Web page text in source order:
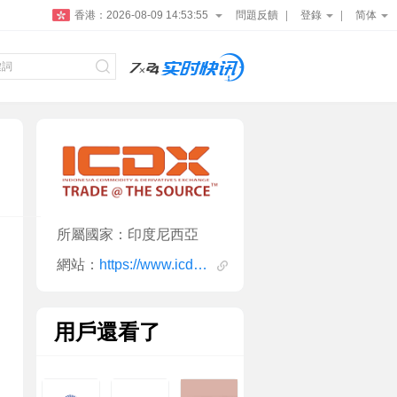
香港： 2026-08-09 14:53:56 問題反饋 登錄 简体
所屬國家：印度尼西亞
網站：
https://www.icdx.co.id/
用戶還看了